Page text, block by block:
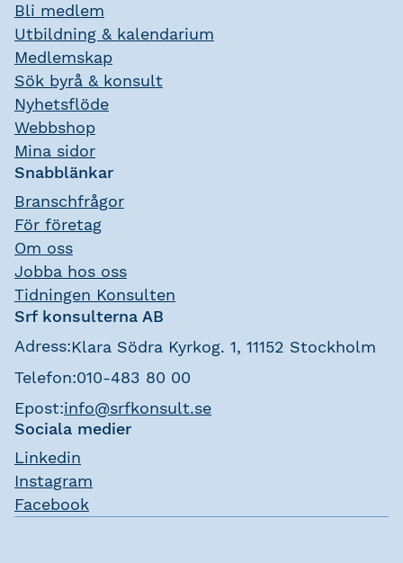
Bli medlem
Utbildning & kalendarium
Medlemskap
Sök byrå & konsult
Nyhetsflöde
Webbshop
Mina sidor
Snabblänkar
Branschfrågor
För företag
Om oss
Jobba hos oss
Tidningen Konsulten
Srf konsulterna AB
Adress:Klara Södra Kyrkog. 1, 11152 Stockholm
Telefon:010-483 80 00
Epost:info@srfkonsult.se
Sociala medier
Linkedin
Instagram
Facebook